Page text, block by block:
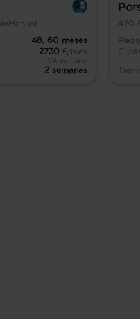
Manual
48, 60 meses
2730 €/mes
IVA incluido
2 semanas
470
Plazo